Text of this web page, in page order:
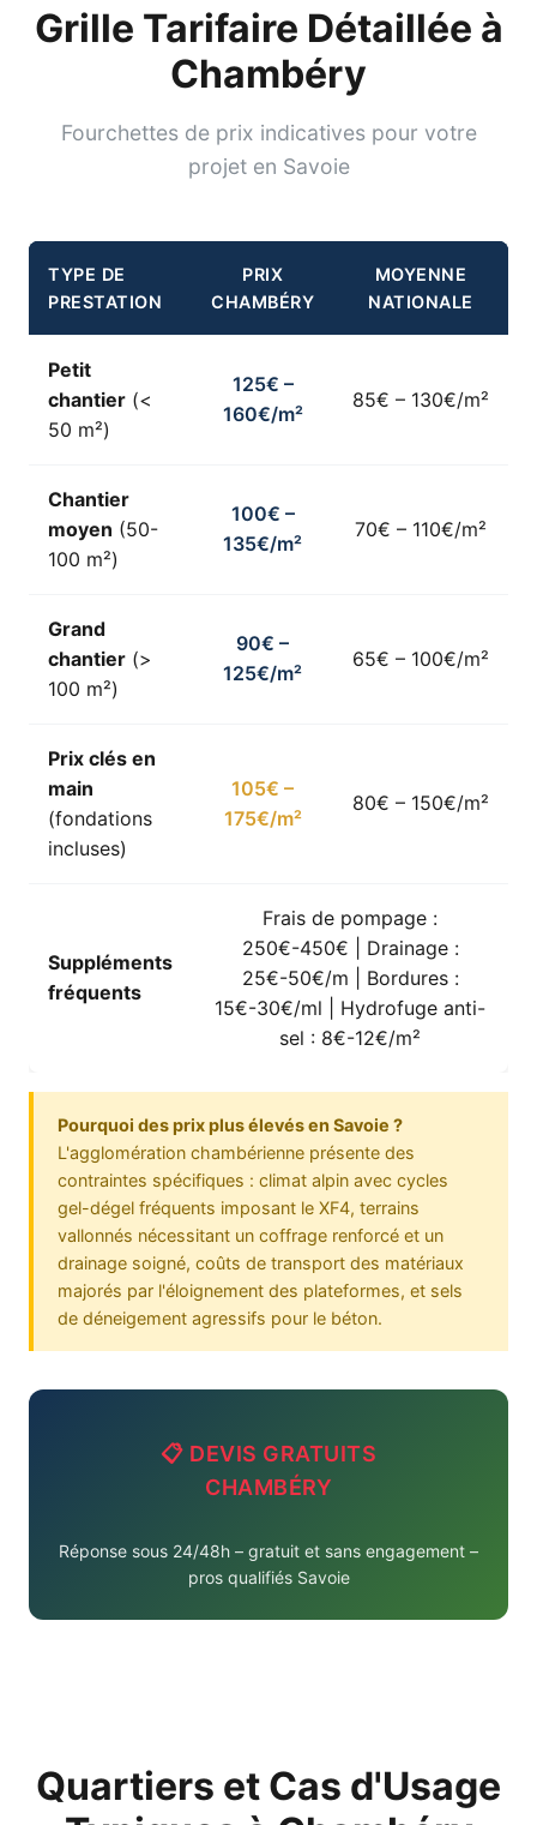
Grille Tarifaire Détaillée à
Chambéry
Fourchettes de prix indicatives pour votre
projet en Savoie
TYPE DE
PRESTATION
PRIX
CHAMBÉRY
MOYENNE
NATIONALE
Petit
chantier (<
50 m²)
125€ –
160€/m²
85€ – 130€/m²
Chantier
moyen (50-
100 m²)
100€ –
135€/m²
70€ – 110€/m²
Grand
chantier (>
100 m²)
90€ –
125€/m²
65€ – 100€/m²
Prix clés en
main
(fondations
incluses)
105€ –
175€/m²
80€ – 150€/m²
Suppléments
fréquents
Frais de pompage :
250€-450€ | Drainage :
25€-50€/m | Bordures :
15€-30€/ml | Hydrofuge anti-
sel : 8€-12€/m²
Pourquoi des prix plus élevés en Savoie ?
L'agglomération chambérienne présente des
contraintes spécifiques : climat alpin avec cycles
gel-dégel fréquents imposant le XF4, terrains
vallonnés nécessitant un coffrage renforcé et un
drainage soigné, coûts de transport des matériaux
majorés par l'éloignement des plateformes, et sels
de déneigement agressifs pour le béton.
📋 DEVIS GRATUITS
CHAMBÉRY
Réponse sous 24/48h – gratuit et sans engagement –
pros qualifiés Savoie
Quartiers et Cas d'Usage